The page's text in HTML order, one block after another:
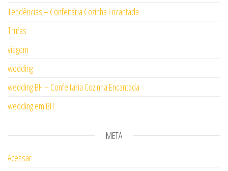
Tendências – Confeitaria Cozinha Encantada
Trufas
viagem
wedding
wedding BH – Confeitaria Cozinha Encantada
wedding em BH
META
Acessar